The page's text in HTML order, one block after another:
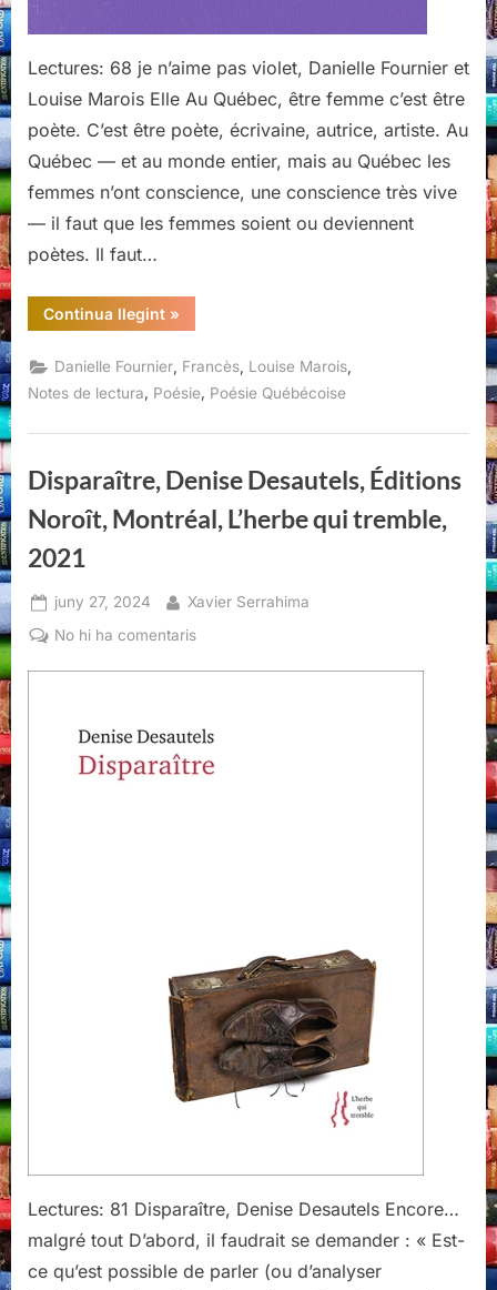
Lectures: 68 je n’aime pas violet, Danielle Fournier et
Louise Marois Elle Au Québec, être femme c’est être
poète. C’est être poète, écrivaine, autrice, artiste. Au
Québec — et au monde entier, mais au Québec les
femmes n’ont conscience, une conscience très vive
— il faut que les femmes soient ou deviennent
poètes. Il faut…
Continua llegint“je
n’aime
violet,
Danielle
Fournier
Marois,
du
Noroît,
2024,”
»
Danielle Fournier Francès Louise Marois
Notes de lectura, Poésie, Poésie Québécoise
Disparaître, Denise Desautels, Éditions
Noroît, Montréal, L’herbe qui tremble,
2021
Posted
on
juny 27, 2024 By
Xavier Serrahima
No hi ha comentarisa
Éditions
Noroît,
Lectures: 81 Disparaître, Denise Desautels Encore…
malgré tout D’abord, il faudrait se demander : « Est-
ce qu’est possible de parler (ou d’analyser